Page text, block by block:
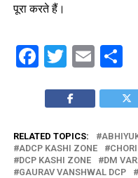
पूरा करते हैं।
Facebook
Twitter
Email
RELATED TOPICS:
ADCP KASHI ZONE
CHORI
DCP KASHI ZONE
DM
GAURAV VANSHWAL DCP